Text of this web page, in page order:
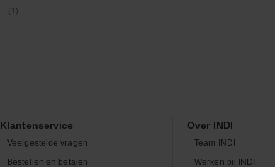
(1)
Klantenservice
Veelgestelde vragen
Bestellen en betalen
Over INDI
Team INDI
Werken bij INDI